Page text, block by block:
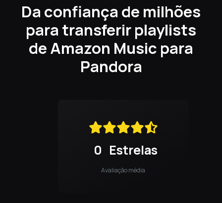
Da confiança de milhões
para transferir playlists
de Amazon Music para
Pandora
0 Estrelas
Avaliação média